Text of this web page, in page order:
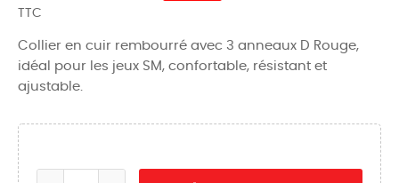
TTC
Collier en cuir rembourré avec 3 anneaux D Rouge,
idéal pour les jeux SM, confortable, résistant et
ajustable.